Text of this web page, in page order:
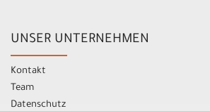
UNSER UNTERNEHMEN
Kontakt
Team
Datenschutz